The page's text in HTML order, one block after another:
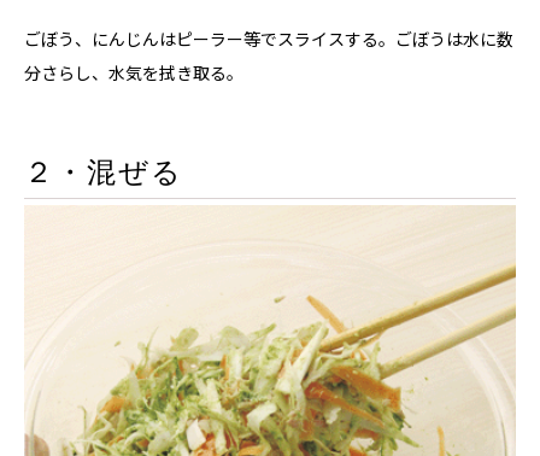
ごぼう、にんじんはピーラー等でスライスする。ごぼうは水に数
分さらし、水気を拭き取る。
２・混ぜる